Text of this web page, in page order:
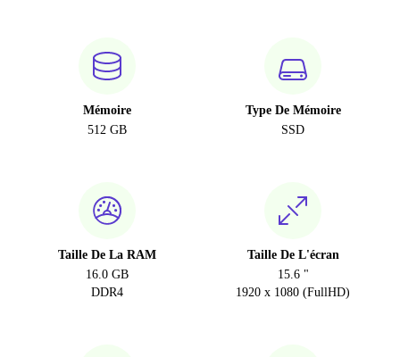
Mémoire
512 GB
Type De Mémoire
SSD
Taille De La RAM
16.0 GB
DDR4
Taille De L'écran
15.6 "
1920 x 1080 (FullHD)